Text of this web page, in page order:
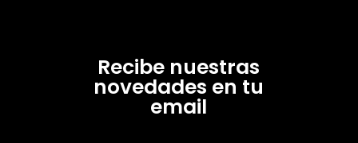
Recibe nuestras
novedades en tu
email